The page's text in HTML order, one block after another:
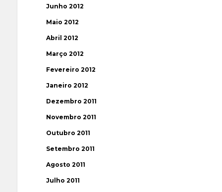
Junho 2012
Maio 2012
Abril 2012
Março 2012
Fevereiro 2012
Janeiro 2012
Dezembro 2011
Novembro 2011
Outubro 2011
Setembro 2011
Agosto 2011
Julho 2011